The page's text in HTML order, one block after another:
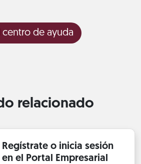
centro de ayuda
relacionado
Regístrate o inicia sesión
en el Portal Empresarial